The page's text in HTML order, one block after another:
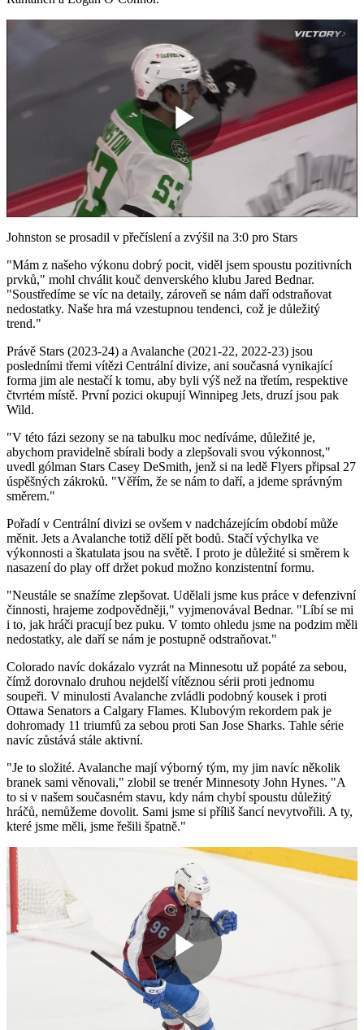
Play
Video
Johnston se prosadil v přečíslení a zvýšil na 3:0 pro Stars
"Mám z našeho výkonu dobrý pocit, viděl jsem spoustu pozitivních
prvků," mohl chválit kouč denverského klubu Jared Bednar.
"Soustředíme se víc na detaily, zároveň se nám daří odstraňovat
nedostatky. Naše hra má vzestupnou tendenci, což je důležitý
trend."
Právě Stars (2023-24) a Avalanche (2021-22, 2022-23) jsou
posledními třemi vítězi Centrální divize, ani současná vynikající
forma jim ale nestačí k tomu, aby byli výš než na třetím, respektive
čtvrtém místě. První pozici okupují Winnipeg Jets, druzí jsou pak
Wild.
"V této fázi sezony se na tabulku moc nedíváme, důležité je,
abychom pravidelně sbírali body a zlepšovali svou výkonnost,"
uvedl gólman Stars Casey DeSmith, jenž si na ledě Flyers připsal 27
úspěšných zákroků. "Věřím, že se nám to daří, a jdeme správným
směrem."
Pořadí v Centrální divizi se ovšem v nadcházejícím období může
měnit. Jets a Avalanche totiž dělí pět bodů. Stačí výchylka ve
výkonnosti a škatulata jsou na světě. I proto je důležité si směrem k
nasazení do play off držet pokud možno konzistentní formu.
"Neustále se snažíme zlepšovat. Udělali jsme kus práce v defenzivní
činnosti, hrajeme zodpovědněji," vyjmenovával Bednar. "Líbí se mi
i to, jak hráči pracují bez puku. V tomto ohledu jsme na podzim měli
nedostatky, ale daří se nám je postupně odstraňovat."
Colorado navíc dokázalo vyzrát na Minnesotu už popáté za sebou,
čímž dorovnalo druhou nejdelší vítěznou sérii proti jednomu
soupeři. V minulosti Avalanche zvládli podobný kousek i proti
Ottawa Senators a Calgary Flames. Klubovým rekordem pak je
dohromady 11 triumfů za sebou proti San Jose Sharks. Tahle série
navíc zůstává stále aktivní.
"Je to složité. Avalanche mají výborný tým, my jim navíc několik
branek sami věnovali," zlobil se trenér Minnesoty John Hynes. "A
to si v našem současném stavu, kdy nám chybí spoustu důležitý
hráčů, nemůžeme dovolit. Sami jsme si příliš šancí nevytvořili. A ty,
které jsme měli, jsme řešili špatně."
Play